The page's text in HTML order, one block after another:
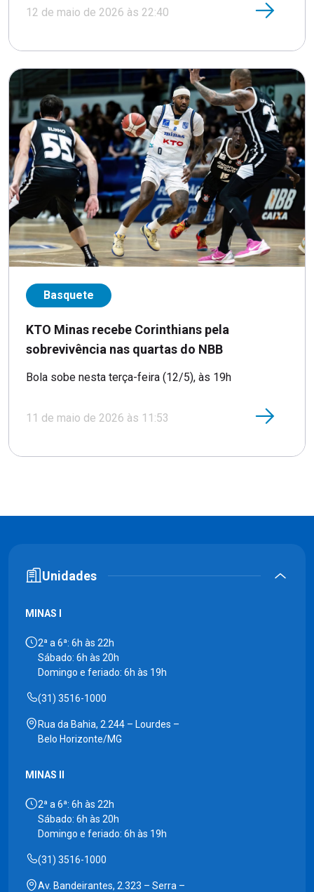
12 de maio de 2026 às 22:40
Basquete
KTO Minas recebe Corinthians pela
sobrevivência nas quartas do NBB
Bola sobe nesta terça-feira (12/5), às 19h
11 de maio de 2026 às 11:53
Unidades
MINAS I
2ª a 6ª: 6h às 22h
Sábado: 6h às 20h
Domingo e feriado: 6h às 19h
(31) 3516-1000
Rua da Bahia, 2.244 – Lourdes –
Belo Horizonte/MG
MINAS II
2ª a 6ª: 6h às 22h
Sábado: 6h às 20h
Domingo e feriado: 6h às 19h
(31) 3516-1000
Av. Bandeirantes, 2.323 – Serra –